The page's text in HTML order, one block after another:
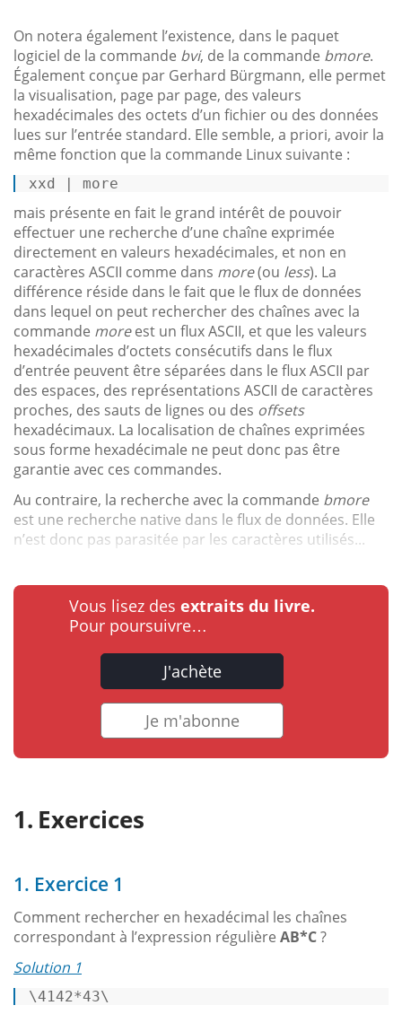
On notera également l’existence, dans le paquet
logiciel de la commande bvi, de la commande bmore.
Également conçue par Gerhard Bürgmann, elle permet
la visualisation, page par page, des valeurs
hexadécimales des octets d’un fichier ou des données
lues sur l’entrée standard. Elle semble, a priori, avoir la
même fonction que la commande Linux suivante :
xxd | more
mais présente en fait le grand intérêt de pouvoir
effectuer une recherche d’une chaîne exprimée
directement en valeurs hexadécimales, et non en
caractères ASCII comme dans more(ou less). La
différence réside dans le fait que le flux de données
dans lequel on peut rechercher des chaînes avec la
commande moreest un flux ASCII, et que les valeurs
hexadécimales d’octets consécutifs dans le flux
d’entrée peuvent être séparées dans le flux ASCII par
des espaces, des représentations ASCII de caractères
proches, des sauts de lignes ou des offsets
hexadécimaux. La localisation de chaînes exprimées
sous forme hexadécimale ne peut donc pas être
garantie avec ces commandes.
Au contraire, la recherche avec la commande bmore
est une recherche native dans le flux de données. Elle
n’est donc pas parasitée par les caractères utilisés...
Vous lisez des extraits du livre.
Pour poursuivre…
J'achète
Je m'abonne
Exercices
1. Exercice 1
Comment rechercher en hexadécimal les chaînes
correspondant à l’expression régulière AB*C?
Solution 1
\4142*43\